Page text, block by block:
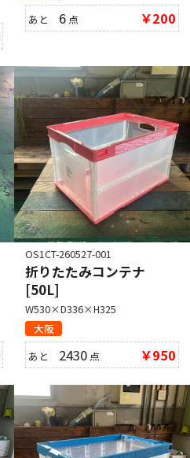
あと 6 点 ￥200
OS1CT-260527-001
折りたたみコンテナ
[50L]
W530×D336×H325
大阪
あと 2430 点 ￥950